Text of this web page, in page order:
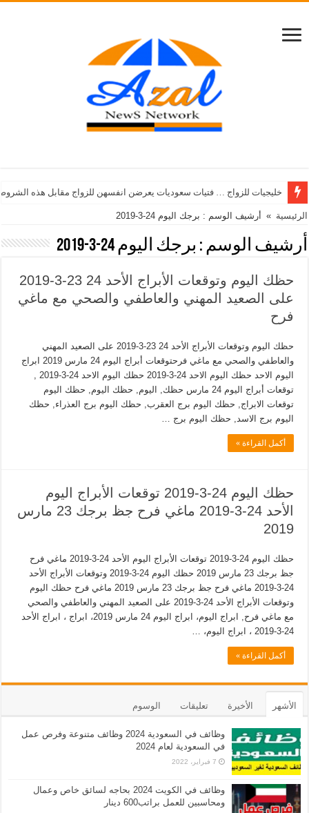
خليجيات للزواج … فتيات سعوديات يعرضن انفسهن للزواج مقابل هذه
الرئيسية » أرشيف الوسم : برجك اليوم 24-3-2019
أرشيف الوسم : برجك اليوم 24-3-2019
حظك اليوم وتوقعات الأبراج الأحد 24 23-3-2019
على الصعيد المهني والعاطفي والصحي مع ماغي
فرح
حظك اليوم وتوقعات الأبراج الأحد 24 23-3-2019 على الصعيد المهني
والعاطفي والصحي مع ماغي فرحتوقعات أبراج اليوم 24 مارس 2019 ابراج
اليوم الاحد حظك اليوم الاحد 24-3-2019 حظك اليوم الاحد 24-3-2019 ,
توقعات أبراج اليوم 24 مارس حظك, اليوم, حظك اليوم, حظك اليوم
توقعات الابراج, حظك اليوم برج العقرب, حظك اليوم برج العذراء, حظك
اليوم برج الاسد, حظك اليوم برج …
أكمل القراءة »
حظك اليوم 24-3-2019 توقعات الأبراج اليوم
الأحد 24-3-2019 ماغي فرح جظ برجك 23 مارس
2019
حظك اليوم 24-3-2019 توقعات الأبراج اليوم الأحد 24-3-2019 ماغي فرح
جظ برجك 23 مارس 2019 حظك اليوم 24-3-2019 وتوقعات الأبراج الأحد
24-3-2019 ماغي فرح جظ برجك 23 مارس 2019 ماغي فرح حظك اليوم
وتوقعات الأبراج الأحد 24-3-2019 على الصعيد المهني والعاطفي والصحي
مع ماغي فرح, ابراج اليوم، ابراج اليوم 24 مارس 2019، ابراج ، ابراج الأحد
24-3-2019 ، ابراج اليوم، …
أكمل القراءة »
الأشهر الأخيرة تعليقات الوسوم
وظائف في السعودية 2024 وظائف متنوعة وفرص عمل
في السعودية لعام 2024
7 فبراير، 2022
وظائف في الكويت 2024 بحاجه لسائق خاص وعمال
ومحاسبين للعمل براتب600 دينار